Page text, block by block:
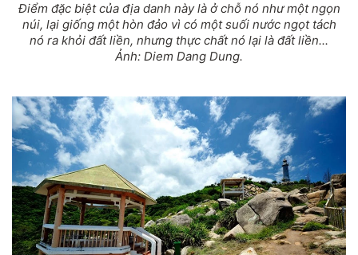
Điểm đặc biệt của địa danh này là ở chỗ nó như một ngọn
núi, lại giống một hòn đảo vì có một suối nước ngọt tách
nó ra khỏi đất liền, nhưng thực chất nó lại là đất liền...
Ảnh: Diem Dang Dung.